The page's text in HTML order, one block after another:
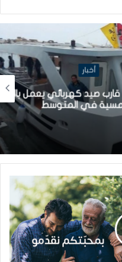
يعمل بالطاقة